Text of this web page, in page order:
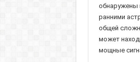
обнаружены
ранними
общей
может
мощные